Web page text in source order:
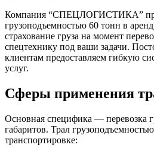
Компания “СПЕЦЛОГИСТИКА”
грузоподъемностью 60 тонн в
страхование груза на момент
спецтехнику под ваши задачи.
клиентам предоставляем гибкую
услуг.
Сферы применения
Основная специфика — перевозка
габаритов. Трал
транспортировке: